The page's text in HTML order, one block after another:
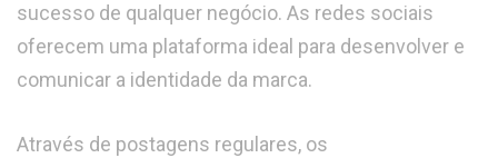
sucesso de qualquer negócio. As redes sociais
oferecem uma plataforma ideal para desenvolver e
comunicar a identidade da marca.
Através de postagens regulares, os